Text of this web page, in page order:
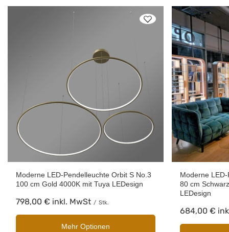
Moderne LED-Pendelleuchte Orbit S No.3
100 cm Gold 4000K mit Tuya LEDesign
798,00 € inkl. MwSt / Stk.
Mehr Optionen
Moderne
80 cm
LEDesign
684,00 €